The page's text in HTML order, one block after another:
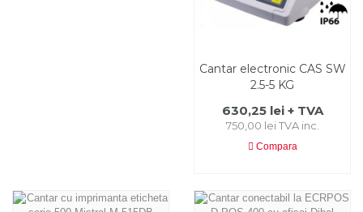
Cantar electronic CAS SW
2.5-5 KG
630,25 lei + TVA
750,00 lei TVA inc.
Compara